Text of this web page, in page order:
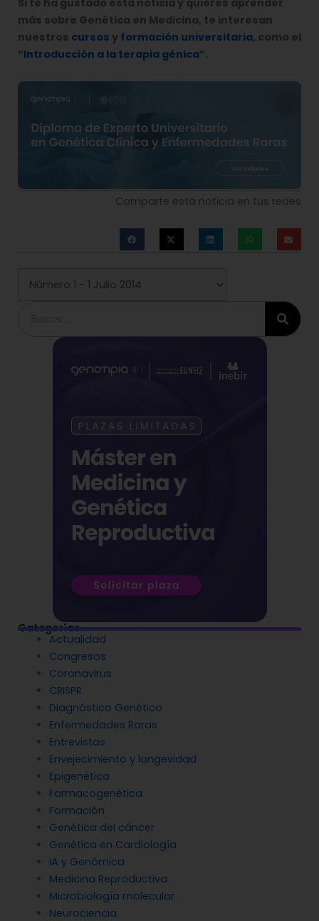
Si te ha gustado esta noticia y quieres aprender
más sobre Genética en Medicina, te interesan
nuestros cursos y formación universitaria, como el
“Introducción a la terapia génica”.
Comparte esta noticia en tus redes
Categorías
Actualidad
Congresos
Coronavirus
CRISPR
Diagnóstico Genético
Enfermedades Raras
Entrevistas
Envejecimiento y longevidad
Epigenética
Farmacogenética
Formación
Genética del cáncer
Genética en Cardiología
IA y Genómica
Medicina Reproductiva
Microbiología molecular
Neurociencia